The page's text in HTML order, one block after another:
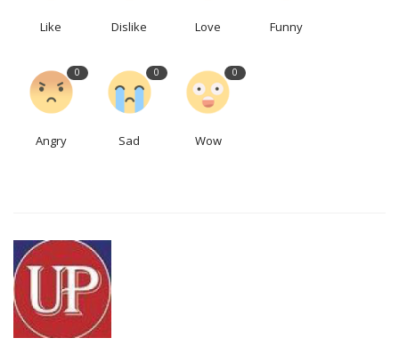
Like Dislike Love Funny
0
Angry
0
Sad
0
Wow